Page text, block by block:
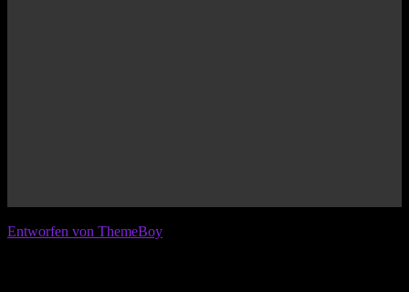
Entworfen von ThemeBoy